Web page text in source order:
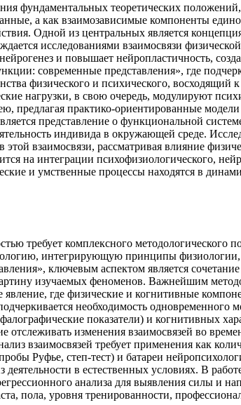
фундаментальных теоретических
а как взаимозависимые компоненты
Одной из центральных является
исследованиями взаимосвязи
и повышает нейропластичность,
современные представления», где
физического и психического,
нагрузки, в свою очередь, модулируют
предлагая практико-ориентированные
представление о функциональной
индивида в окружающей среде.
взаимосвязи, рассматривая влияние
на интеграции психофизиологического,
и умственные процессы находятся в
требует комплексного
интегрирующую принципы физиологии,
ключевым аспектом является
изучаемых феноменов. Важнейшим
где физические и когнитивные
необходимость одновременного
показатели) и когнитивных
изменения взаимосвязей во
взаимосвязей требует применения как
Руфье, степ-тест) и батареи
в естественных условиях. В
анализа для выявления силы и
пола, уровня тренированности,